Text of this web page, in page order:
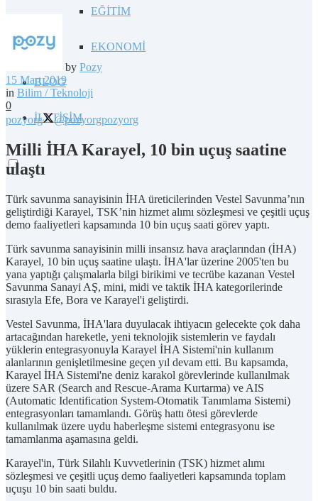
EĞİTİM
EKONOMİ
BLOG
İLETİŞİM
by Pozy
15 Mart 2019
in Bilim / Teknoloji
0
pozyorg
@pozyorgpozyorg
Milli İHA Karayel, 10 bin uçuş saatine
ulaştı
Türk savunma sanayisinin İHA üreticilerinden Vestel Savunma’nın
geliştirdiği Karayel, TSK’nin hizmet alımı sözleşmesi ve çeşitli uçuş
demo faaliyetleri kapsamında 10 bin uçuş saati görev yaptı.
Türk savunma sanayisinin milli insansız hava araçlarından (İHA)
Karayel, 10 bin uçuş saatine ulaştı. İHA'lar üzerine 2005'ten bu
yana yaptığı çalışmalarla bilgi birikimi ve tecrübe kazanan Vestel
Savunma Sanayi AŞ, mini, midi ve taktik İHA kategorilerinde
sırasıyla Efe, Bora ve Karayel'i geliştirdi.
Vestel Savunma, İHA'lara duyulacak ihtiyacın gelecekte çok daha
artacağından hareketle, yeni teknolojik sistemlerin ve faydalı
yüklerin entegrasyonuyla Karayel İHA Sistemi'nin kullanım
alanlarının genişletilmesine geçen yıl devam etti. Bu kapsamda,
Karayel İHA Sistemi'ne deniz karakol görevlerinde kullanılmak
üzere SAR (Search and Rescue-Arama Kurtarma) ve AIS
(Automatic Identification System-Otomatik Tanımlama Sistemi)
entegrasyonları tamamlandı. Görüş hattı ötesi görevlerde
kullanılmak üzere uydu haberleşme sistemi entegrasyonu ise
tamamlanma aşamasına geldi.
Karayel'in, Türk Silahlı Kuvvetlerinin (TSK) hizmet alımı
sözleşmesi ve çeşitli uçuş demo faaliyetleri kapsamında toplam
uçuşu 10 bin saati buldu.